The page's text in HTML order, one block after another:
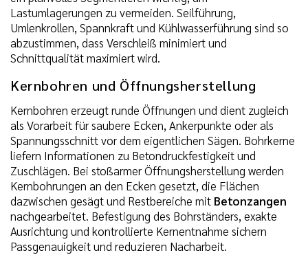
Lastumlagerungen zu vermeiden. Seilführung,
Umlenkrollen, Spannkraft und Kühlwasserführung sind so
abzustimmen, dass Verschleiß minimiert und
Schnittqualität maximiert wird.
Kernbohren und Öffnungsherstellung
Kernbohren erzeugt runde Öffnungen und dient zugleich
als Vorarbeit für saubere Ecken, Ankerpunkte oder als
Spannungsschnitt vor dem eigentlichen Sägen. Bohrkerne
liefern Informationen zu Betondruckfestigkeit und
Zuschlägen. Bei stoßarmer Öffnungsherstellung werden
Kernbohrungen an den Ecken gesetzt, die Flächen
dazwischen gesägt und Restbereiche mit Betonzangen
nachgearbeitet. Befestigung des Bohrständers, exakte
Ausrichtung und kontrollierte Kernentnahme sichern
Passgenauigkeit und reduzieren Nacharbeit.